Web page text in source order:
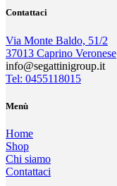
Contattaci
Via Monte Baldo, 51/2
37013 Caprino Veronese
info@segattinigroup.it
Tel: 0455118015
Menù
Home
Shop
Chi siamo
Contattaci